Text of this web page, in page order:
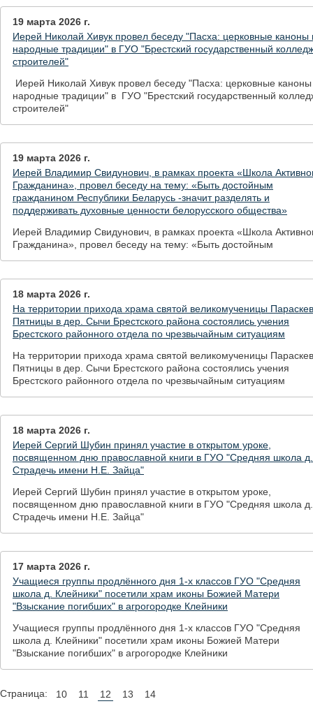
19 марта 2026 г.
Иерей Николай Хивук провел беседу "Пасха: церковные каноны
народные традиции" в ГУО "Брестский государственный
строителей"
Иерей Николай Хивук провел беседу "Пасха: церковные
народные традиции" в ГУО "Брестский государственный
строителей"
19 марта 2026 г.
Иерей Владимир Свидунович, в рамках проекта «Школа
Гражданина», провел беседу на тему: «Быть достойным
гражданином Республики Беларусь -значит разделять и
поддерживать духовные ценности белорусского общества»
Иерей Владимир Свидунович, в рамках проекта «Школа
Гражданина», провел беседу на тему: «Быть достойным
18 марта 2026 г.
На территории прихода храма святой великомученицы
Пятницы в дер. Сычи Брестского района состоялись учения
Брестского районного отдела по чрезвычайным ситуациям
На территории прихода храма святой великомученицы
Пятницы в дер. Сычи Брестского района состоялись учения
Брестского районного отдела по чрезвычайным ситуациям
18 марта 2026 г.
Иерей Сергий Шубин принял участие в открытом уроке,
посвященном дню православной книги в ГУО "Средняя школа д.
Страдечь имени Н.Е. Зайца"
Иерей Сергий Шубин принял участие в открытом уроке,
посвященном дню православной книги в ГУО "Средняя школа д.
Страдечь имени Н.Е. Зайца"
17 марта 2026 г.
Учащиеся группы продлённого дня 1-х классов ГУО "Средняя
школа д. Клейники" посетили храм иконы Божией Матери
"Взыскание погибших" в агрогородке Клейники
Учащиеся группы продлённого дня 1-х классов ГУО "Средняя
школа д. Клейники" посетили храм иконы Божией Матери
"Взыскание погибших" в агрогородке Клейники
Страница: 10 11 12 13 14